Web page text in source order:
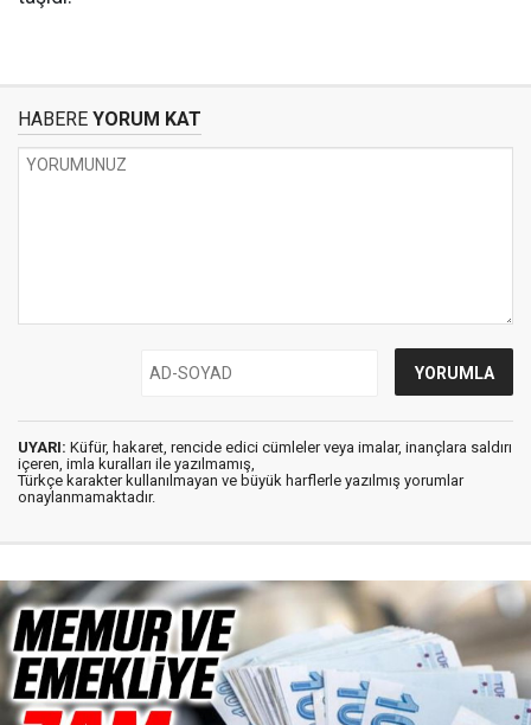
HABERE YORUM KAT
UYARI: Küfür, hakaret, rencide edici cümleler veya imalar, inançlara saldırı
içeren, imla kuralları ile yazılmamış,
Türkçe karakter kullanılmayan ve büyük harflerle yazılmış yorumlar
onaylanmamaktadır.